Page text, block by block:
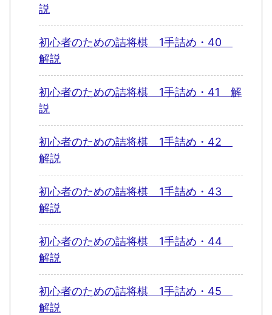
説
初心者のための詰将棋 1手詰め・40
解説
初心者のための詰将棋 1手詰め・41 解
説
初心者のための詰将棋 1手詰め・42
解説
初心者のための詰将棋 1手詰め・43
解説
初心者のための詰将棋 1手詰め・44
解説
初心者のための詰将棋 1手詰め・45
解説